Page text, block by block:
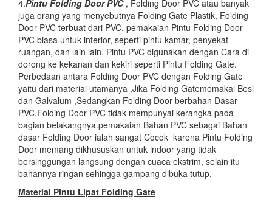
4.Pintu Folding Door PVC, Folding Door PVC atau banyak
juga orang yang menyebutnya Folding Gate Plastik, Folding
Door PVC terbuat dari PVC. pemakaian Pintu Folding Door
PVC biasa untuk interior, seperti pintu kamar, penyekat
ruangan, dan lain lain. Pintu PVC digunakan dengan Cara di
dorong ke kekanan dan kekiri seperti Pintu Folding Gate.
Perbedaan antara Folding Door PVC dengan Folding Gate
yaitu dari material utamanya ,Jika Folding Gatememakai Besi
dan Galvalum ,Sedangkan Folding Door berbahan Dasar
PVC.Folding Door PVC tidak mempunyai kerangka pada
bagian belakangnya.pemakaian Bahan PVC sebagai Bahan
dasar Folding Door ialah sangat Cocok karena Pintu Folding
Door memang dikhususkan untuk indoor yang tidak
bersinggungan langsung dengan cuaca ekstrim, selain itu
bahannya ringan sehingga gampang dibuka tutup.
Material Pintu Lipat Folding Gate